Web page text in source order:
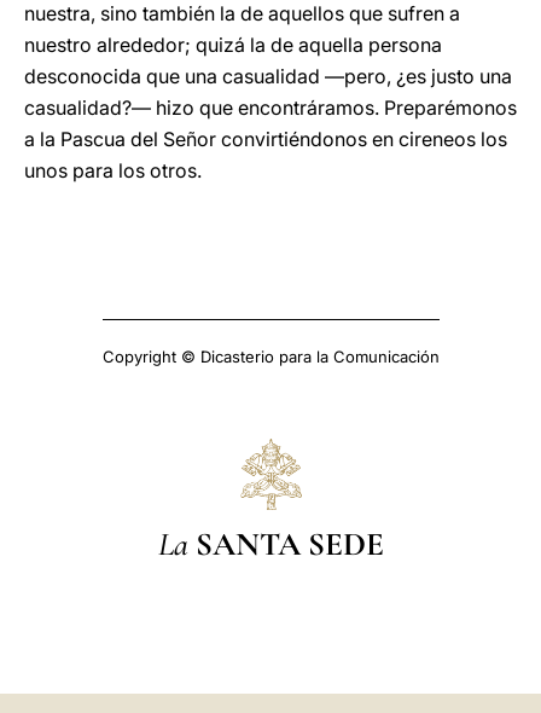
nuestra, sino también la de aquellos que sufren a
nuestro alrededor; quizá la de aquella persona
desconocida que una casualidad —pero, ¿es justo una
casualidad?— hizo que encontráramos. Preparémonos
a la Pascua del Señor convirtiéndonos en cireneos los
unos para los otros.
Copyright © Dicasterio para la Comunicación
La SANTA SEDE